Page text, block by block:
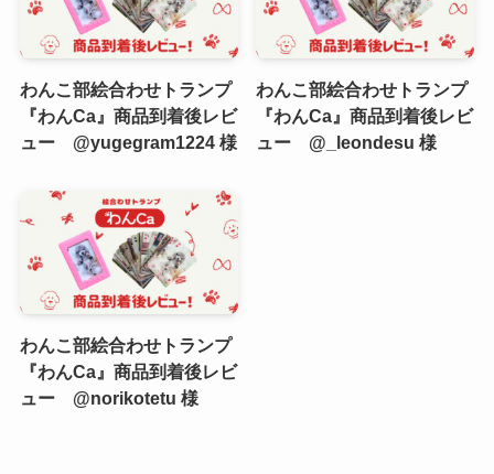
わんこ部絵合わせトランプ
『わんCa』商品到着後レビ
ュー @yugegram1224 様
わんこ部絵合わせトランプ
『わんCa』商品到着後レビ
ュー @_leondesu 様
わんこ部絵合わせトランプ
『わんCa』商品到着後レビ
ュー @norikotetu 様